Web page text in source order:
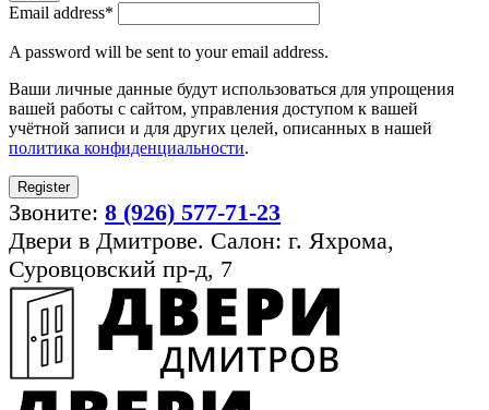
Email address*
A password will be sent to your email address.
Ваши личные данные будут использоваться для упрощения
вашей работы с сайтом, управления доступом к вашей
учётной записи и для других целей, описанных в нашей
политика конфиденциальности.
Register
Звоните: 8 (926) 577-71-23
Двери в Дмитрове. Салон: г. Яхрома,
Суровцовский пр-д, 7